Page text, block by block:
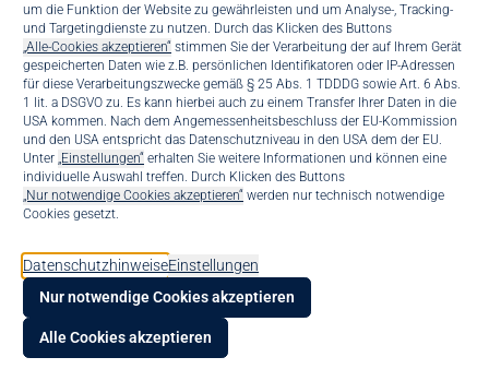
um die Funktion der Website zu gewährleisten und um Analyse-, Tracking-
und Targetingdienste zu nutzen. Durch das Klicken des Buttons
„Alle-Cookies akzeptieren“ stimmen Sie der Verarbeitung der auf Ihrem Gerät
gespeicherten Daten wie z.B. persönlichen Identifikatoren oder IP-Adressen
für diese Verarbeitungszwecke gemäß § 25 Abs. 1 TDDDG sowie Art. 6 Abs.
1 lit. a DSGVO zu. Es kann hierbei auch zu einem Transfer Ihrer Daten in die
USA kommen. Nach dem Angemessenheitsbeschluss der EU-Kommission
und den USA entspricht das Datenschutzniveau in den USA dem der EU.
Unter „Einstellungen“ erhalten Sie weitere Informationen und können eine
individuelle Auswahl treffen. Durch Klicken des Buttons
„Nur notwendige Cookies akzeptieren“ werden nur technisch notwendige
Cookies gesetzt.
DatenschutzhinweiseEinstellungen
Nur notwendige Cookies akzeptieren
Alle Cookies akzeptieren
unterstützen, eine gesunde Work-Life-Balance zu schaffen. Eine
solche Möglichkeit bietet die Fokus-Funktion von iOS. Insbesondere in
geschäftlichen Umgebungen, in denen eine private Nutzung des
Geräts ebenfalls gegeben ist, kann diese Funktion einen bedeutenden
Einfluss auf die Produktivität und das Wohlbefinden der
Mitarbeitenden haben. In diesem Artikel werfen wir einen Blick auf die
Vorteile der iOS Fokus-Funktion und wie sie in Kombination mit
Mobile Device Management (MDM), insbesondere Intune, genutzt
werden kann.
Die Fokus-Funktion ist eine innovative Ergänzung des iOS-
Betriebssystems, die es den Nutzern ermöglicht, Ablenkungen zu
minimieren und sich auf die jeweilige Aufgabe zu konzentrieren.
Indem Nutzer bestimmte Benachrichtigungen und Apps für einen